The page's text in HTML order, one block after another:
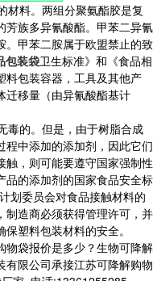
料。两组分聚氨酯胶是复
芳族多异氰酸酯。甲苯二异氰
。甲苯二胺属于欧盟禁止的致
包装袋卫生标准》和《食品相
料包装容器，工具及其他产
迁移量（由异氰酸酯基计
毒的。但是，由于树脂合成
中添加的添加剂，因此它们
，则可能要遵守国家强制性
品的添加剂的国家食品安全标
划委员会对食品接触材料的
制造商必须获得管理许可，并
塑料包装材料的安全。
物袋报价是多少？生物可降解
有限公司承接江苏可降解购物